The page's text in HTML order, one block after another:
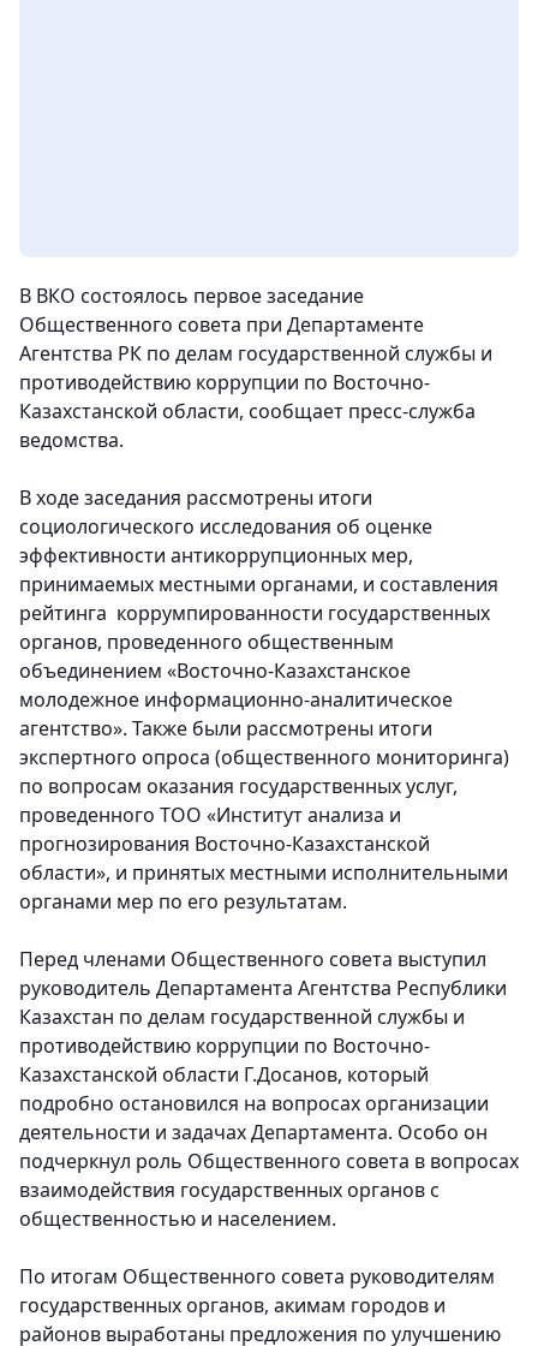
В ВКО состоялось первое заседание
Общественного совета при Департаменте
Агентства РК по делам государственной службы и
противодействию коррупции по Восточно-
Казахстанской области, сообщает пресс-служба
ведомства.
В ходе заседания рассмотрены итоги
социологического исследования об оценке
эффективности антикоррупционных мер,
принимаемых местными органами, и составления
рейтинга коррумпированности государственных
органов, проведенного общественным
объединением «Восточно-Казахстанское
молодежное информационно-аналитическое
агентство». Также были рассмотрены итоги
экспертного опроса (общественного мониторинга)
по вопросам оказания государственных услуг,
проведенного ТОО «Институт анализа и
прогнозирования Восточно-Казахстанской
области», и принятых местными исполнительными
органами мер по его результатам.
Перед членами Общественного совета выступил
руководитель Департамента Агентства Республики
Казахстан по делам государственной службы и
противодействию коррупции по Восточно-
Казахстанской области Г.Досанов, который
подробно остановился на вопросах организации
деятельности и задачах Департамента. Особо он
подчеркнул роль Общественного совета в вопросах
взаимодействия государственных органов с
общественностью и населением.
По итогам Общественного совета руководителям
государственных органов, акимам городов и
районов выработаны предложения по улучшению